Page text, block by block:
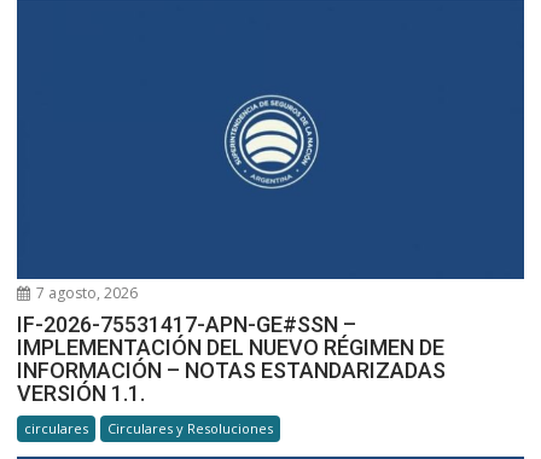
7 agosto, 2026
IF-2026-75531417-APN-GE#SSN –
IMPLEMENTACIÓN DEL NUEVO RÉGIMEN DE
INFORMACIÓN – NOTAS ESTANDARIZADAS
VERSIÓN 1.1.
circulares Circulares y Resoluciones